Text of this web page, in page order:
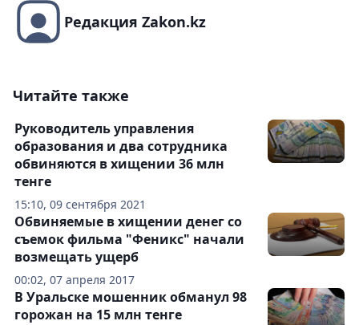
Редакция Zakon.kz
Читайте также
15:10, 09 сентября 2021
Руководитель управления
образования и два сотрудника
обвиняются в хищении 36 млн
тенге
00:02, 07 апреля 2017
Обвиняемые в хищении денег со
съемок фильма "Феникс" начали
возмещать ущерб
В Уральске мошенник обманул 98
горожан на 15 млн тенге